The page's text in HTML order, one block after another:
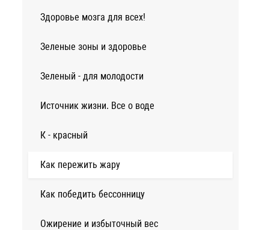
Здоровье мозга для всех!
Зеленые зоны и здоровье
Зеленый - для молодости
Источник жизни. Все о воде
К - красный
Как пережить жару
Как победить бессонницу
Ожирение и избыточный вес